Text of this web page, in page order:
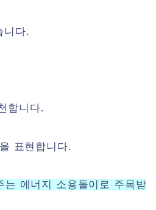
니다.
합니다.
표현합니다.
는 에너지 소용돌이로 주목받